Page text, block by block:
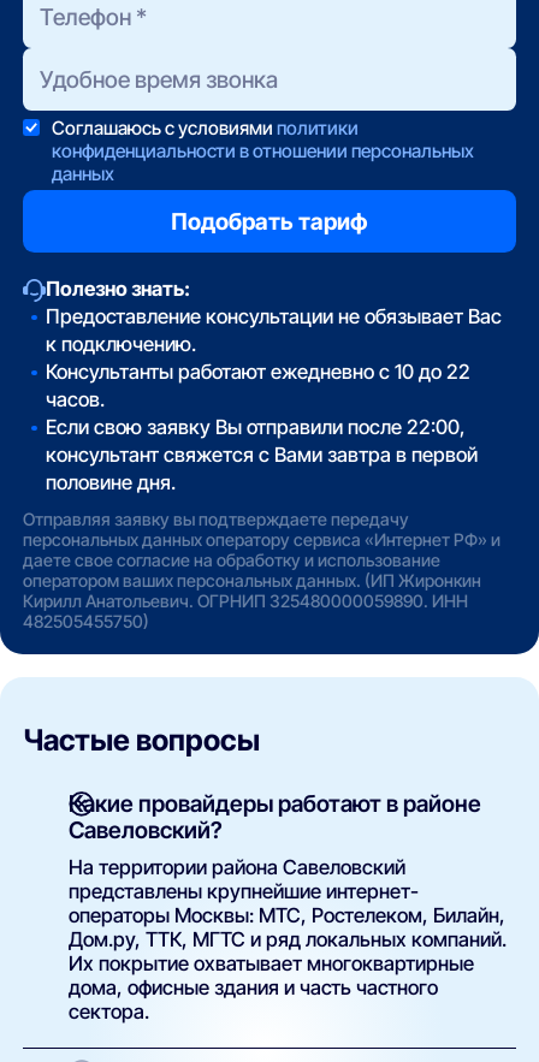
Соглашаюсь с условиями политики
конфиденциальности в отношении персональных
данных
Полезно знать:
Предоставление консультации не обязывает Вас
к подключению.
Консультанты работают ежедневно с 10 до 22
часов.
Если свою заявку Вы отправили после 22:00,
консультант свяжется с Вами завтра в первой
половине дня.
Отправляя заявку вы подтверждаете передачу
персональных данных оператору сервиса «Интернет РФ» и
даете свое согласие на обработку и использование
оператором ваших персональных данных. (ИП Жиронкин
Кирилл Анатольевич. ОГРНИП 325480000059890. ИНН
482505455750)
Частые вопросы
Какие провайдеры работают в районе
Савеловский?
На территории района Савеловский
представлены крупнейшие интернет-
операторы Москвы: МТС, Ростелеком, Билайн,
Дом.ру, ТТК, МГТС и ряд локальных компаний.
Их покрытие охватывает многоквартирные
дома, офисные здания и часть частного
сектора.